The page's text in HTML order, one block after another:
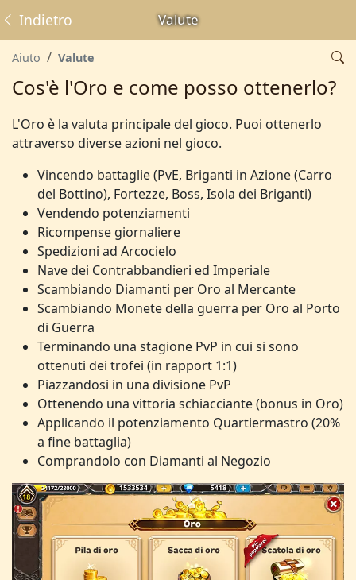
Valute
Indietro
Aiuto Valute
Cos'è l'Oro e come posso ottenerlo?
L'Oro è la valuta principale del gioco. Puoi ottenerlo
attraverso diverse azioni nel gioco.
Vincendo battaglie (PvE, Briganti in Azione (Carro
del Bottino), Fortezze, Boss, Isola dei Briganti)
Vendendo potenziamenti
Ricompense giornaliere
Spedizioni ad Arcocielo
Nave dei Contrabbandieri ed Imperiale
Scambiando Diamanti per Oro al Mercante
Scambiando Monete della guerra per Oro al Porto
di Guerra
Terminando una stagione PvP in cui si sono
ottenuti dei trofei (in rapport 1:1)
Piazzandosi in una divisione PvP
Ottenendo una vittoria schiacciante (bonus in Oro)
Applicando il potenziamento Quartiermastro (20%
a fine battaglia)
Comprandolo con Diamanti al Negozio